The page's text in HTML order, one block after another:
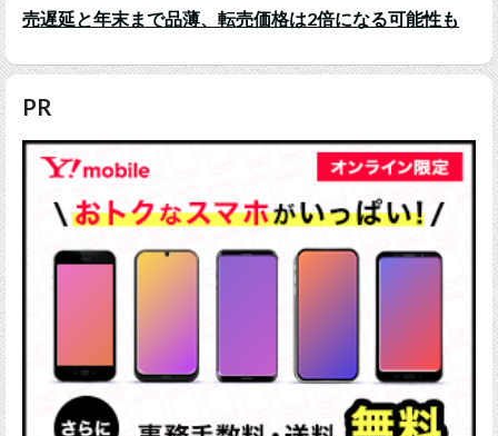
売遅延と年末まで品薄、転売価格は2倍になる可能性も
PR